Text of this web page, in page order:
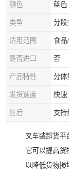
颜色 蓝色
类型 分段
适用范围 食品
是否进口 否
产品特性 分体
发货速度 快速
售后 支持
叉车装卸货平
它可以提高货
以降低货物损